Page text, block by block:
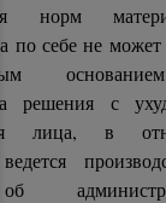
норм
по себе не
решения с
лица, в